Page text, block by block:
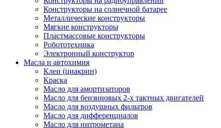
Конструкторы на солнечной батарее
Металлические конструкторы
Мягкие конструкторы
Пластмассовые конструкторы
Робототехника
Электронный конструктор
Масла и автохимия
Клеи (циакрин)
Краска
Масло для амортизаторов
Масло для бензиновых 2-х тактных двигателей
Масло для воздушных фильтров
Масло для дифференциалов
Масло для нитрометана